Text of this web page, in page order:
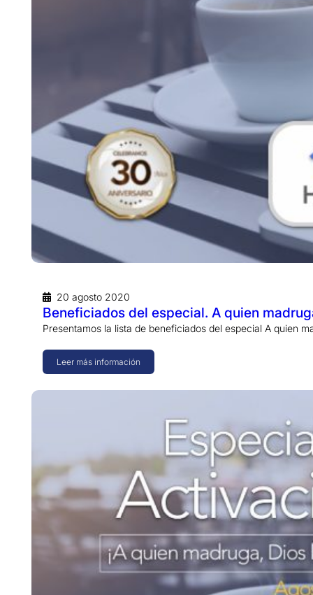
20 agosto 2020
Beneficiados del especial. A quien
Presentamos la lista de beneficiados del especial A quien
Leer más información